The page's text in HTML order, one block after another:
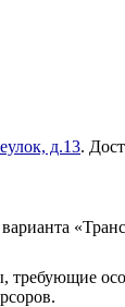
д.13.
требующие